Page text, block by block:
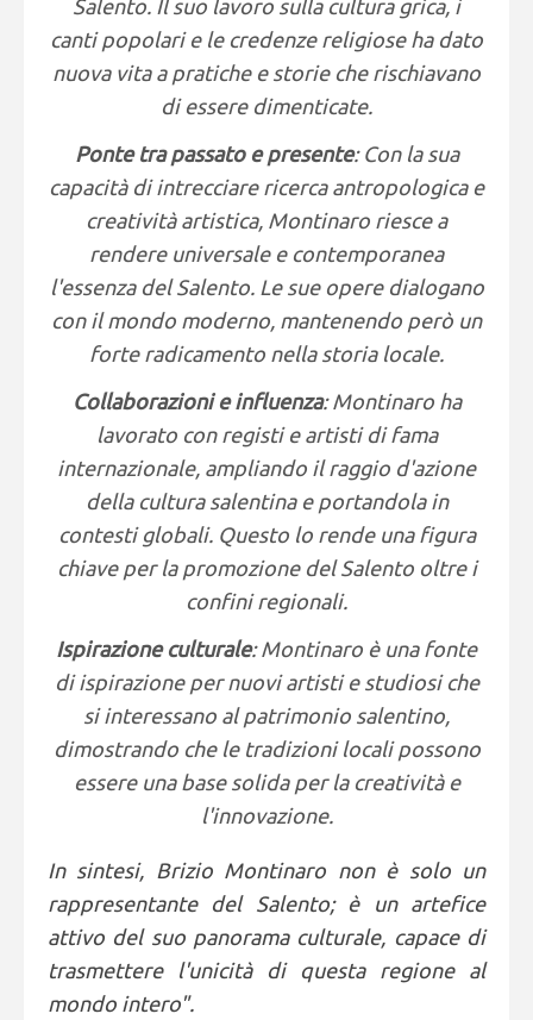
Salento. Il suo lavoro sulla cultura grica, i
canti popolari e le credenze religiose ha dato
nuova vita a pratiche e storie che rischiavano
di essere dimenticate.
Ponte tra passato e presente: Con la sua
capacità di intrecciare ricerca antropologica e
creatività artistica, Montinaro riesce a
rendere universale e contemporanea
l'essenza del Salento. Le sue opere dialogano
con il mondo moderno, mantenendo però un
forte radicamento nella storia locale.
Collaborazioni e influenza: Montinaro ha
lavorato con registi e artisti di fama
internazionale, ampliando il raggio d'azione
della cultura salentina e portandola in
contesti globali. Questo lo rende una figura
chiave per la promozione del Salento oltre i
confini regionali.
Ispirazione culturale: Montinaro è una fonte
di ispirazione per nuovi artisti e studiosi che
si interessano al patrimonio salentino,
dimostrando che le tradizioni locali possono
essere una base solida per la creatività e
l'innovazione.
In sintesi, Brizio Montinaro non è solo un
rappresentante del Salento; è un artefice
attivo del suo panorama culturale, capace di
trasmettere l'unicità di questa regione al
mondo intero".